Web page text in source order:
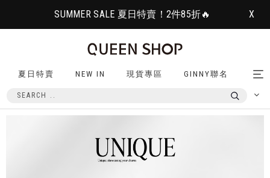
SUMMER SALE 夏日特賣！2件85折🔥 X
夏日特賣 NEW IN 現貨專區 GINNY聯名